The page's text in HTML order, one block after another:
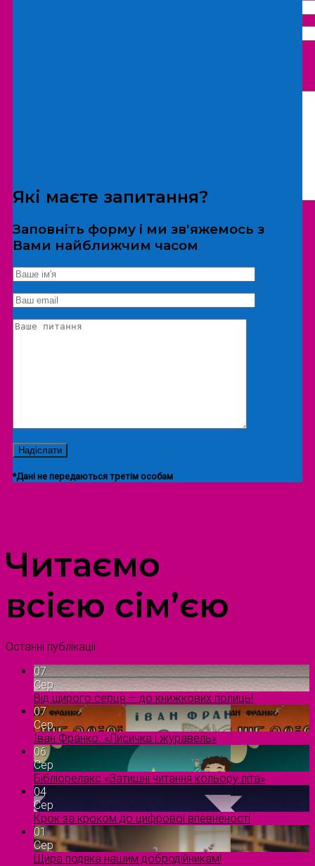
*Дані не передаються третім особам
Екскурсія/локація
Які маєте запитання?
Заповніть форму і ми зв'яжемось з
Вами найближчим часом
*Дані не передаються третім особам
Читаємо
всією сім’єю
Останні публікації
07
Сер
Від щирого серця — до книжкових полиць!
07
Сер
Іван Франко. «Лисичка і журавель»
06
Сер
Бібліорелакс «Затишні читання кольору літа»
04
Сер
Крок за кроком до цифрової впевненості
01
Сер
Щира подяка нашим добродійникам!